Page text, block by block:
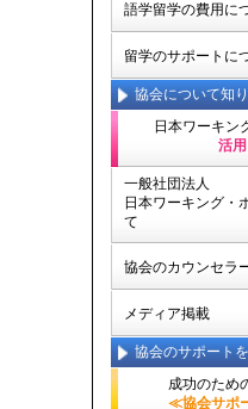
語学留学の費用に
留学のサポートに
協会について知
日本ワーキン
活
一般社団法人
日本ワーキング・
て
協会のカウンセラ
メディア掲載
協会のサポート
成功のため
≪協会サポ